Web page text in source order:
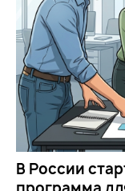
В России